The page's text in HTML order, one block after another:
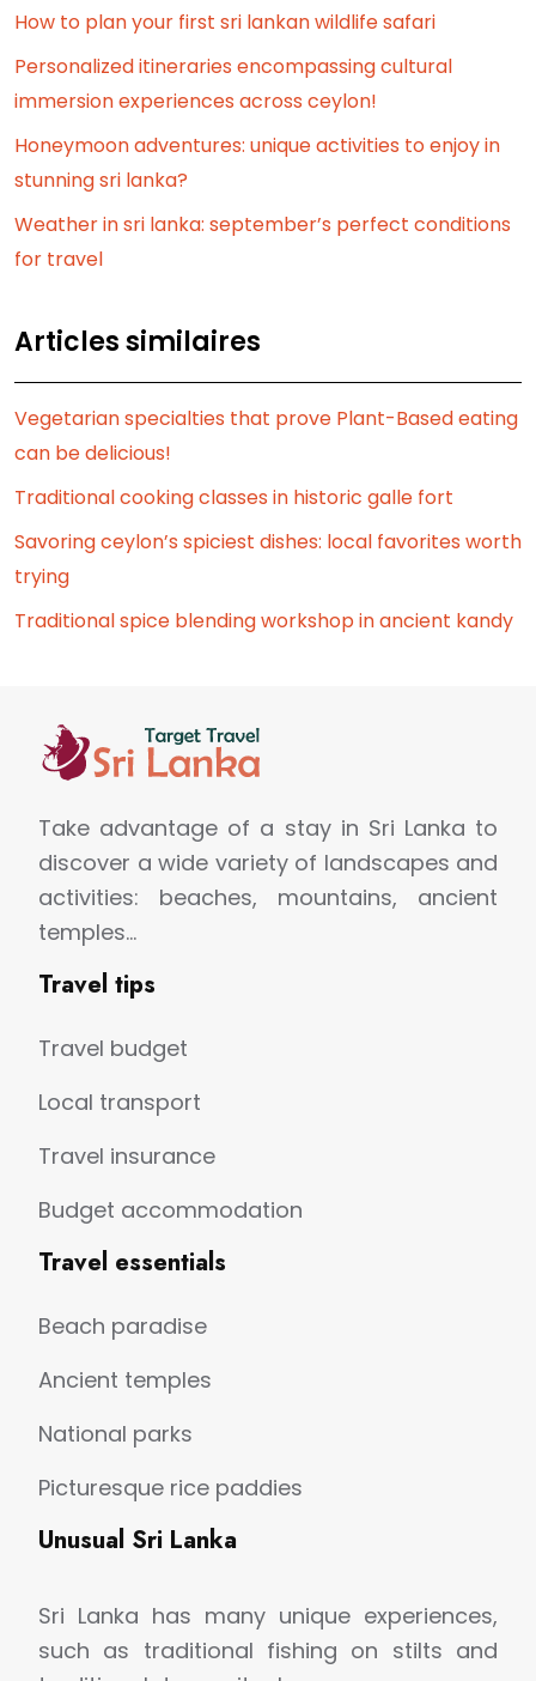
How to plan your first sri lankan wildlife safari
Personalized itineraries encompassing cultural
immersion experiences across ceylon!
Honeymoon adventures: unique activities to enjoy in
stunning sri lanka?
Weather in sri lanka: september’s perfect conditions
for travel
Articles similaires
Vegetarian specialties that prove Plant-Based eating
can be delicious!
Traditional cooking classes in historic galle fort
Savoring ceylon’s spiciest dishes: local favorites worth
trying
Traditional spice blending workshop in ancient kandy
Take advantage of a stay in Sri Lanka to
discover a wide variety of landscapes and
activities: beaches, mountains, ancient
temples…
Travel tips
Travel budget
Local transport
Travel insurance
Budget accommodation
Travel essentials
Beach paradise
Ancient temples
National parks
Picturesque rice paddies
Unusual Sri Lanka
Sri Lanka has many unique experiences,
such as traditional fishing on stilts and